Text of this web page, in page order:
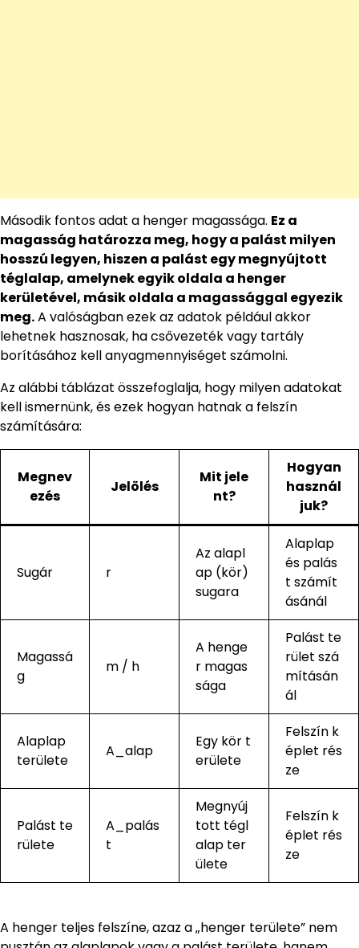
Második fontos adat a henger magassága. Ez a
magasság határozza meg, hogy a palást milyen
hosszú legyen, hiszen a palást egy megnyújtott
téglalap, amelynek egyik oldala a henger
kerületével, másik oldala a magassággal egyezik
meg.A valóságban ezek az adatok például akkor
lehetnek hasznosak, ha csővezeték vagy tartály
borításához kell anyagmennyiséget számolni.
Az alábbi táblázat összefoglalja, hogy milyen adatokat
kell ismernünk, és ezek hogyan hatnak a felszín
számítására:
Megnev
ezés
Jelölés
Mit jele
nt?
Hogyan
használ
juk?
Sugár r
Az alapl
ap (kör)
sugara
Alaplap
és palás
t számít
ásánál
Magassá
g
m / h
A henge
r magas
sága
Palást te
rület szá
mításán
ál
Alaplap
területe
A_alap
Egy kör t
erülete
Felszín k
éplet rés
ze
Palást te
rülete
A_palás
t
Megnyúj
tott tégl
alap ter
ülete
Felszín k
éplet rés
ze
A henger teljes felszíne, azaz a „henger területe” nem